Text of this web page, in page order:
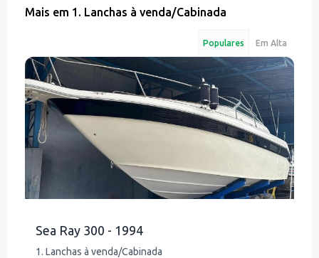
Mais em 1. Lanchas à venda/Cabinada
Populares Em Alta
Sea Ray 300 - 1994
1. Lanchas à venda/Cabinada